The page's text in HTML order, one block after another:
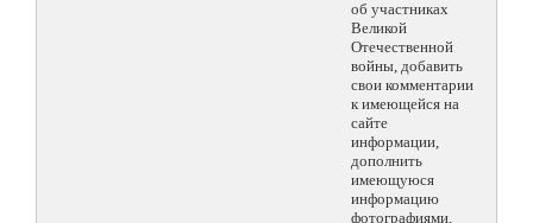
об участниках
Великой
Отечественной
войны, добавить
свои комментарии
к имеющейся на
сайте
информации,
дополнить
имеющуюся
информацию
фотографиями,